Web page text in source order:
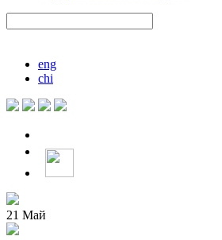
eng
chi
21 Май